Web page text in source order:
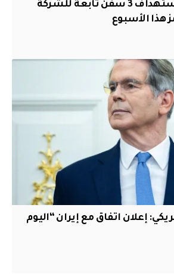
بترول أبوظبي: استهداف 3 سفن تابعة للشركة
هذا الأسبوع
إعلان اتفاق مع إيران “اليوم